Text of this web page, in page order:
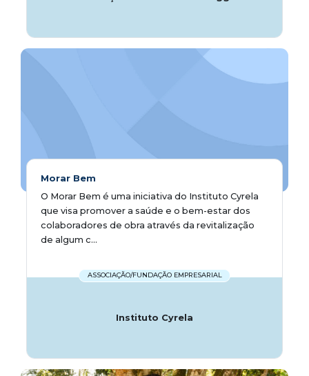
Morar Bem
O Morar Bem é uma iniciativa do Instituto Cyrela
que visa promover a saúde e o bem-estar dos
colaboradores de obra através da revitalização
de algum c...
ASSOCIAÇÃO/FUNDAÇÃO EMPRESARIAL
Instituto Cyrela